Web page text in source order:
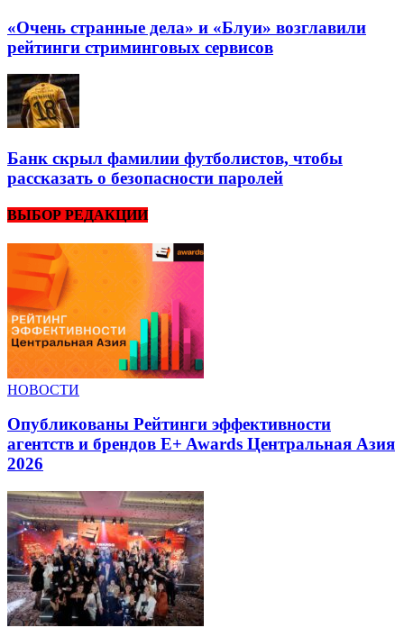
«Очень странные дела» и «Блуи» возглавили
рейтинги стриминговых сервисов
Банк скрыл фамилии футболистов, чтобы
рассказать о безопасности паролей
ВЫБОР РЕДАКЦИИ
НОВОСТИ
Опубликованы Рейтинги эффективности
агентств и брендов E+ Awards Центральная Азия
2026